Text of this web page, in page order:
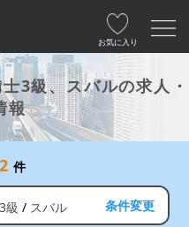
お気に入り
3級、スバルの求人・
報
2 件
級 スバル 条件変更